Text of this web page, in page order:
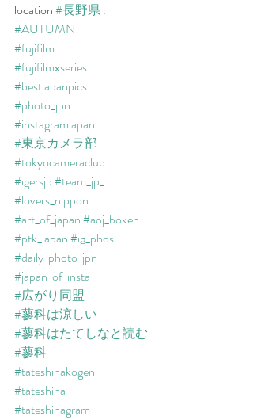
location #長野県 .
#AUTUMN
#fujifilm
#fujifilmxseries
#bestjapanpics
#photo_jpn
#instagramjapan
#東京カメラ部
#tokyocameraclub
#igersjp#team_jp_
#lovers_nippon
#art_of_japan#aoj_bokeh
#ptk_japan#ig_phos
#daily_photo_jpn
#japan_of_insta
#広がり同盟
#蓼科は涼しい
#蓼科はたてしなと読む
#蓼科
#tateshinakogen
#tateshina
#tateshinagram